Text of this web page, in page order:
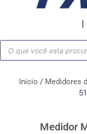
Início / Medidores
Medidor